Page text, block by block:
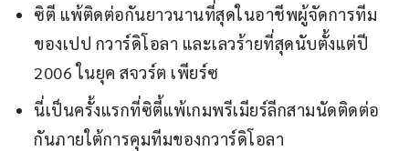
ซิตี แพ้ติดต่อกันยาวนานที่สุดในอาชีพผู้จัดการทีม
ของเปป กวาร์ดิโอลา และเลวร้ายที่สุดนับตั้งแต่ปี
2006 ในยุค สจวร์ต เพียร์ซ
นี่เป็นครั้งแรกที่ซิตี้แพ้เกมพรีเมียร์ลีกสามนัดติดต่อ
กันภายใต้การคุมทีมของกวาร์ดิโอลา